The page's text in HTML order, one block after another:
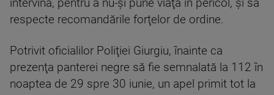
intervină, pentru a nu-şi pune viaţa în pericol, şi să
respecte recomandările forţelor de ordine.
Potrivit oficialilor Poliţiei Giurgiu, înainte ca
prezenţa panterei negre să fie semnalată la 112 în
noaptea de 29 spre 30 iunie, un apel primit tot la